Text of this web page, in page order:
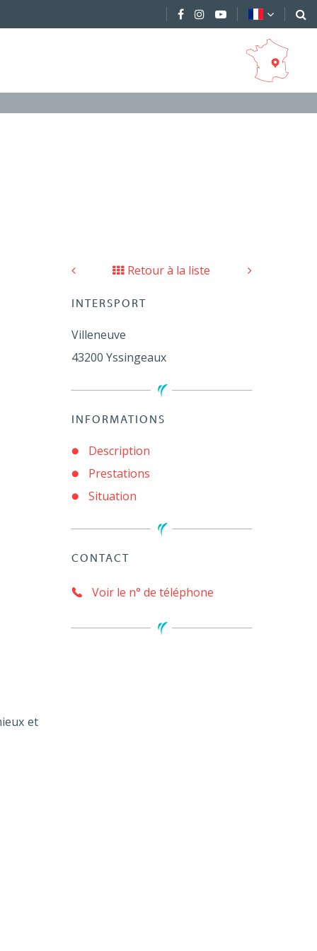
et
Retour à la liste
INTERSPORT
Villeneuve
43200 Yssingeaux
INFORMATIONS
Description
Prestations
Situation
CONTACT
Voir le n° de téléphone